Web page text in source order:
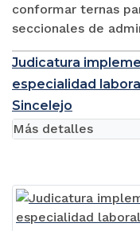
conformar ternas
seccionales de
Judicatura
especialidad
Sincelejo
Más detalles